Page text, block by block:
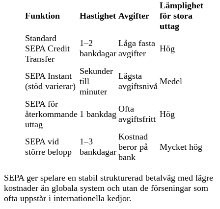
Funktion Hastighet Avgifter
Lämplighet
för stora
uttag
Standard
SEPA Credit
Transfer
1–2
bankdagar
Låga fasta
avgifter
Hög
SEPA Instant
(stöd varierar)
Sekunder
till
minuter
Lägsta
avgiftsnivå Medel
SEPA för
återkommande
uttag
1 bankdag
Ofta
avgiftsfritt Hög
SEPA vid
större belopp
1–3
bankdagar
Kostnad
beror på
bank
Mycket hög
SEPA ger spelare en stabil strukturerad betalväg med lägre
kostnader än globala system och utan de förseningar som
ofta uppstår i internationella kedjor.